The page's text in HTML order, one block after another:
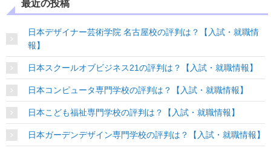
最近の投稿
日本デザイナー芸術学院 名古屋校の評判は？【入試・就職情
報】
日本スクールオブビジネス21の評判は？【入試・就職情報】
日本コンピュータ専門学校の評判は？【入試・就職情報】
日本こども福祉専門学校の評判は？【入試・就職情報】
日本ガーデンデザイン専門学校の評判は？【入試・就職情報】